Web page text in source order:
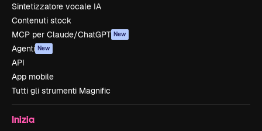
Sintetizzatore vocale IA
Contenuti stock
MCP per Claude/ChatGPT New
Agenti New
API
App mobile
Tutti gli strumenti Magnific
Inizia